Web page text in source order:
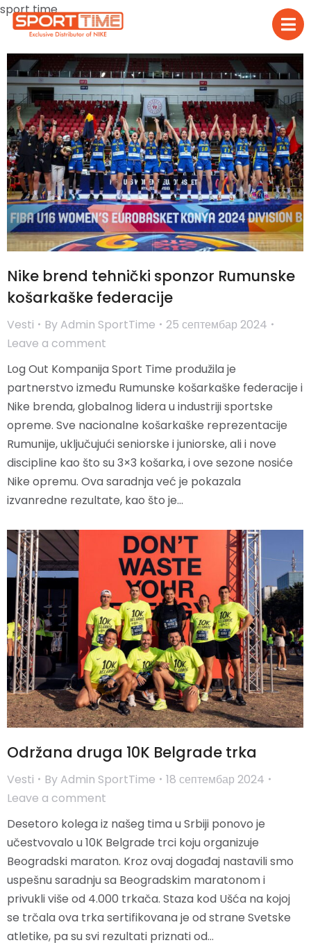
sport time
Nike brend tehnički sponzor Rumunske
košarkaške federacije
Vesti By Admin SportTime
25 септембар 2024
Leave a comment
Log Out Kompanija Sport Time produžila je
partnerstvo između Rumunske košarkaške federacije i
Nike brenda, globalnog lidera u industriji sportske
opreme. Sve nacionalne košarkaške reprezentacije
Rumunije, uključujući seniorske i juniorske, ali i nove
discipline kao što su 3×3 košarka, i ove sezone nosiće
Nike opremu. Ova saradnja već je pokazala
izvanredne rezultate, kao što je…
Održana druga 10K Belgrade trka
Vesti By Admin SportTime
18 септембар 2024
Leave a comment
Desetoro kolega iz našeg tima u Srbiji ponovo je
učestvovalo u 10K Belgrade trci koju organizuje
Beogradski maraton. Kroz ovaj događaj nastavili smo
uspešnu saradnju sa Beogradskim maratonom i
privukli više od 4.000 trkača. Staza kod Ušća na kojoj
se trčala ova trka sertifikovana je od strane Svetske
atletike, pa su svi rezultati priznati od…